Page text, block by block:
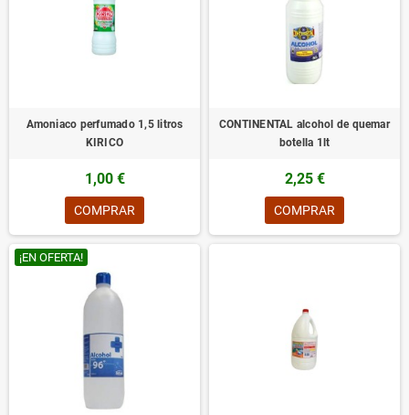
Amoniaco perfumado 1,5 litros
KIRICO
1,00 €
COMPRAR
CONTINENTAL alcohol de quemar
botella 1lt
2,25 €
COMPRAR
¡EN OFERTA!